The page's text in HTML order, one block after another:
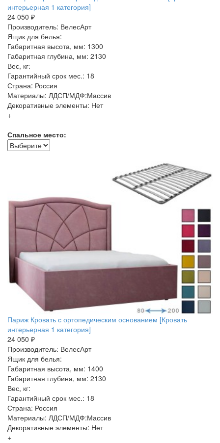
интерьерная 1 категория]
24 050 ₽
Производитель: ВелесАрт
Ящик для белья:
Габаритная высота, мм: 1300
Габаритная глубина, мм: 2130
Вес, кг:
Гарантийный срок мес.: 18
Страна: Россия
Материалы: ЛДСП/МДФ:Массив
Декоративные элементы: Нет
+
Спальное место:
Париж Кровать с ортопедическим основанием [Кровать
интерьерная 1 категория]
24 050 ₽
Производитель: ВелесАрт
Ящик для белья:
Габаритная высота, мм: 1400
Габаритная глубина, мм: 2130
Вес, кг:
Гарантийный срок мес.: 18
Страна: Россия
Материалы: ЛДСП/МДФ:Массив
Декоративные элементы: Нет
+